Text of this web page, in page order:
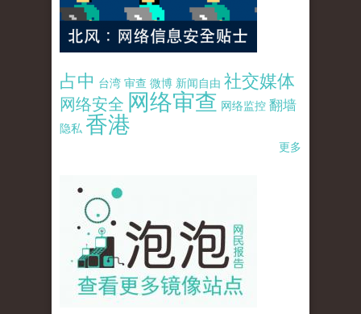
占中 台湾 审查 微博 新闻自由 社交媒体
网络安全 网络审查 网络监控 翻墙
隐私 香港
更多
pao-pao-banner-mirror-site-120814.jpg